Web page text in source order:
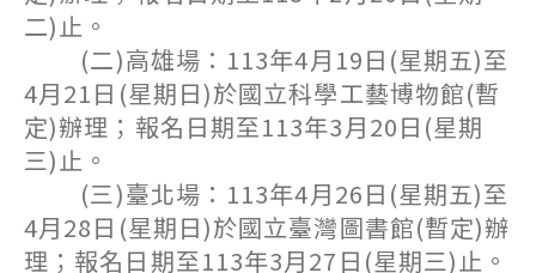
二)止。
(二)高雄場：113年4月19日(星期五)至
4月21日(星期日)於國立科學工藝博物館(暫
定)辦理；報名日期至113年3月20日(星期
三)止。
(三)臺北場：113年4月26日(星期五)至
4月28日(星期日)於國立臺灣圖書館(暫定)辦
理；報名日期至113年3月27日(星期三)止。